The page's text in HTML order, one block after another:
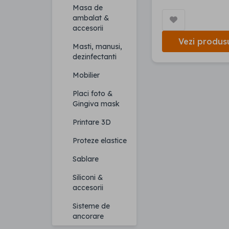
Masa de
ambalat &
accesorii
Masti, manusi,
dezinfectanti
Mobilier
Placi foto &
Gingiva mask
Printare 3D
Proteze elastice
Sablare
Siliconi &
accesorii
Sisteme de
ancorare
Vezi